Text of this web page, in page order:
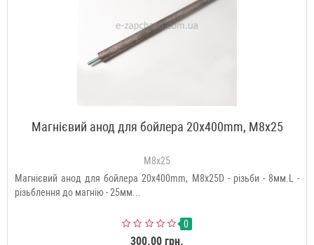
Магнієвий анод для бойлера 20x400mm, М8x25
M8x25
Магнієвий анод для бойлера 20x400mm, М8x25D - різьби - 8мм.L -
різьблення до магнію - 25мм...
0
300.00 грн.